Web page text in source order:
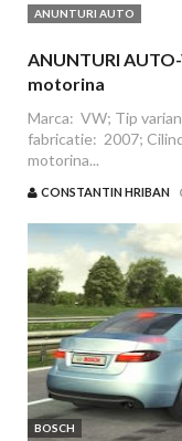
ANUNTURI AUTO
ANUNTURI
motorina
Marca: VW; Tip
fabricatie: 2007;
motorina...
CONSTANTIN HRIBAN
BOSCH